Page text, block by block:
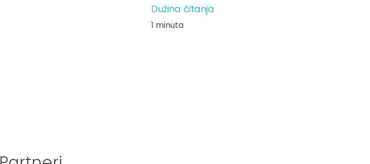
Dužina čitanja
1 minuta